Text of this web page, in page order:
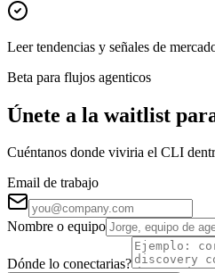
Leer tendencias y señales de
Beta para flujos agenticos
Únete a la waitlist
Cuéntanos donde viviria el CLI
Email de trabajo
Nombre o equipo
Dónde lo conectarias?